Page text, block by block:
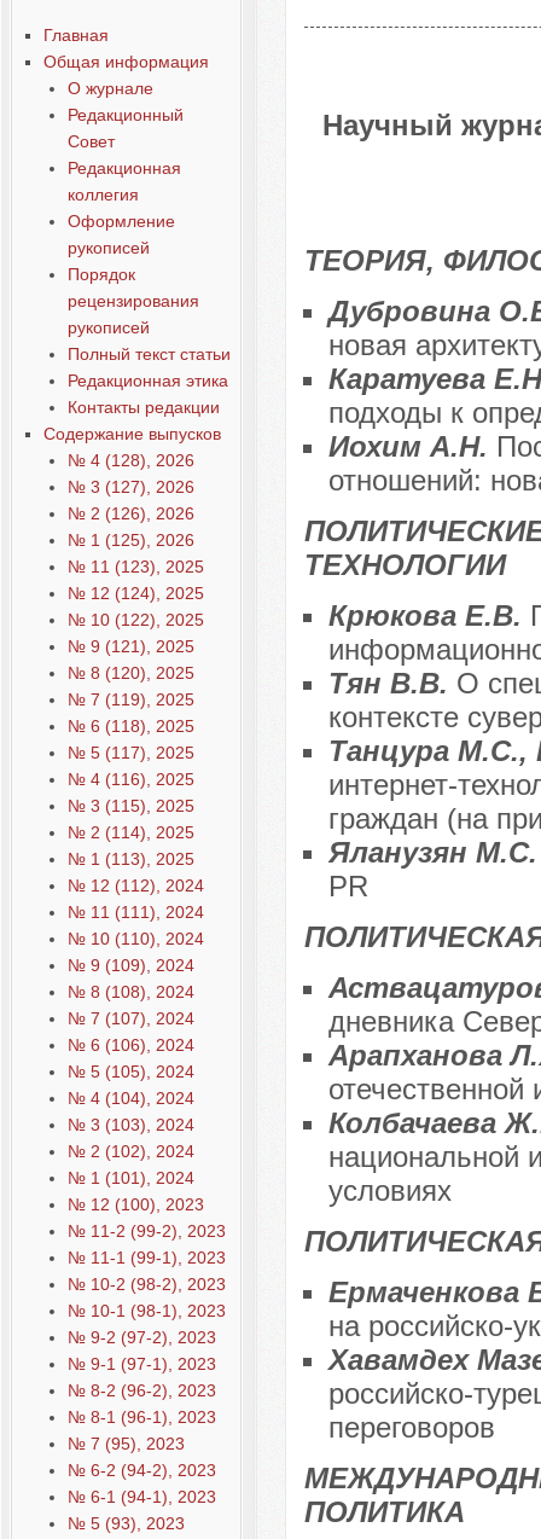
Главная
Общая информация
О журнале
Редакционный
Совет
Редакционная
коллегия
Оформление
рукописей
Порядок
рецензирования
рукописей
Полный текст статьи
Редакционная этика
Контакты редакции
Содержание выпусков
№ 4 (128), 2026
№ 3 (127), 2026
№ 2 (126), 2026
№ 1 (125), 2026
№ 11 (123), 2025
№ 12 (124), 2025
№ 10 (122), 2025
№ 9 (121), 2025
№ 8 (120), 2025
№ 7 (119), 2025
№ 6 (118), 2025
№ 5 (117), 2025
№ 4 (116), 2025
№ 3 (115), 2025
№ 2 (114), 2025
№ 1 (113), 2025
№ 12 (112), 2024
№ 11 (111), 2024
№ 10 (110), 2024
№ 9 (109), 2024
№ 8 (108), 2024
№ 7 (107), 2024
№ 6 (106), 2024
№ 5 (105), 2024
№ 4 (104), 2024
№ 3 (103), 2024
№ 2 (102), 2024
№ 1 (101), 2024
№ 12 (100), 2023
№ 11-2 (99-2), 2023
№ 11-1 (99-1), 2023
№ 10-2 (98-2), 2023
№ 10-1 (98-1), 2023
№ 9-2 (97-2), 2023
№ 9-1 (97-1), 2023
№ 8-2 (96-2), 2023
№ 8-1 (96-1), 2023
№ 7 (95), 2023
№ 6-2 (94-2), 2023
№ 6-1 (94-1), 2023
№ 5 (93), 2023
Научный
ТЕОРИЯ,
Дубровина
новая
Каратуева
подходы к
Иохим А.Н.
отношений:
ТЕХНОЛОГИИ
Крюкова Е.В.
Тян В.В. О
контексте
Танцура М.С.,
интернет-
граждан (на
Яланузян
PR
дневника
Арапханова
отечественной
Колбачаева
национальной
условиях
Ермаченкова
на российско-
Хавамдех
российско-
переговоров
ПОЛИТИКА